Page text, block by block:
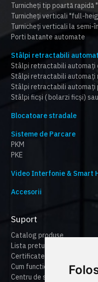
Turnicheți tip poartă rapidă
Turnicheți verticali "full-
Turnicheți verticali la semi-
Porti batante automate
Stâlpi retractabili
Stâlpi retractabili automați
Stâlpi retractabili automați
Stâlpi retractabili automați
Stâlpi ficși ( bolarzi ficși)
Blocatoare stradale
Sisteme de Parcare
PKM
PKE
Video Interfonie & Smart
Accesorii
Suport
Catalog produse
Lista preturi
Certificate
Cum functioneaza
Centru de suport